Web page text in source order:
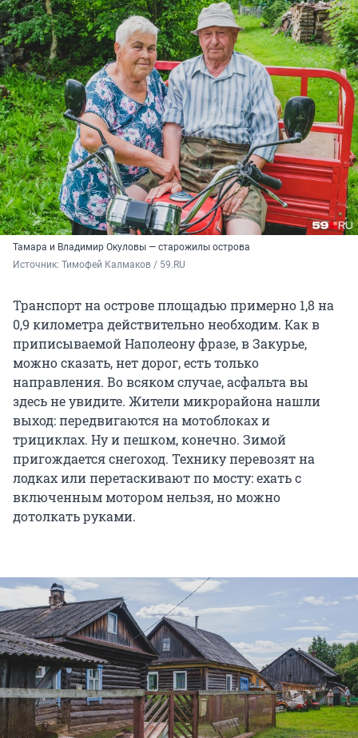
Тамара и Владимир Окуловы — старожилы острова
Источник: Тимофей Калмаков / 59.RU
Транспорт на острове площадью примерно 1,8 на
0,9 километра действительно необходим. Как в
приписываемой Наполеону фразе, в Закурье,
можно сказать, нет дорог, есть только
направления. Во всяком случае, асфальта вы
здесь не увидите. Жители микрорайона нашли
выход: передвигаются на мотоблоках и
трициклах. Ну и пешком, конечно. Зимой
пригождается снегоход. Технику перевозят на
лодках или перетаскивают по мосту: ехать с
включенным мотором нельзя, но можно
дотолкать руками.